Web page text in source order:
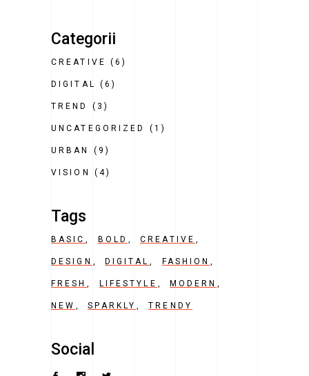
Categorii
CREATIVE (6)
DIGITAL (6)
TREND (3)
UNCATEGORIZED (1)
URBAN (9)
VISION (4)
Tags
BASIC BOLD CREATIVE
DESIGN DIGITAL FASHION
FRESH LIFESTYLE MODERN
NEW SPARKLY TRENDY
Social